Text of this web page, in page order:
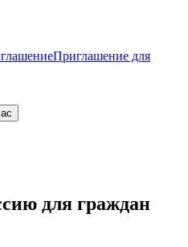
Приглашение для
для граждан